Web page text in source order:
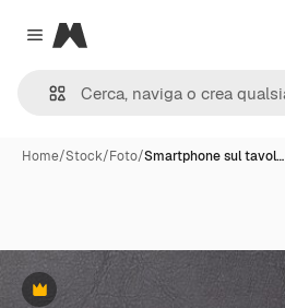
Close menu
Magnific
Home/Stock/Foto/Smartphone sul tavol…
Premium